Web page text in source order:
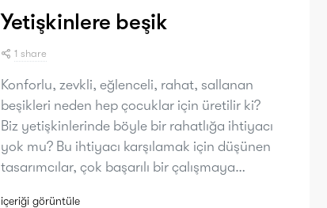
Yetişkinlere beşik
1 share
Konforlu, zevkli, eğlenceli, rahat, sallanan
beşikleri neden hep çocuklar için üretilir ki?
Biz yetişkinlerinde böyle bir rahatlığa ihtiyacı
yok mu? Bu ihtiyacı karşılamak için düşünen
tasarımcılar, çok başarılı bir çalışmaya…
içeriği görüntüle